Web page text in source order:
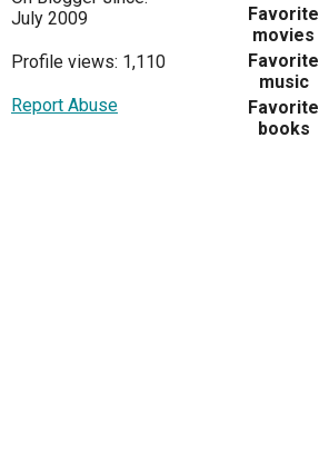
July 2009
Profile views: 1,110
Report Abuse
Favorite
movies
Favorite
music
Favorite
books